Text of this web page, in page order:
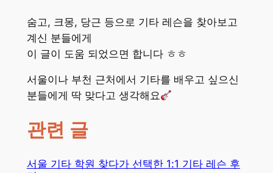
숨고, 크몽, 당근 등으로 기타 레슨을 찾아보고
계신 분들에게
이 글이 도움 되었으면 합니다 ㅎㅎ
서울이나 부천 근처에서 기타를 배우고 싶으신
분들에게 딱 맞다고 생각해요
관련 글
서울 기타 학원 찾다가 선택한 1:1 기타 레슨 후